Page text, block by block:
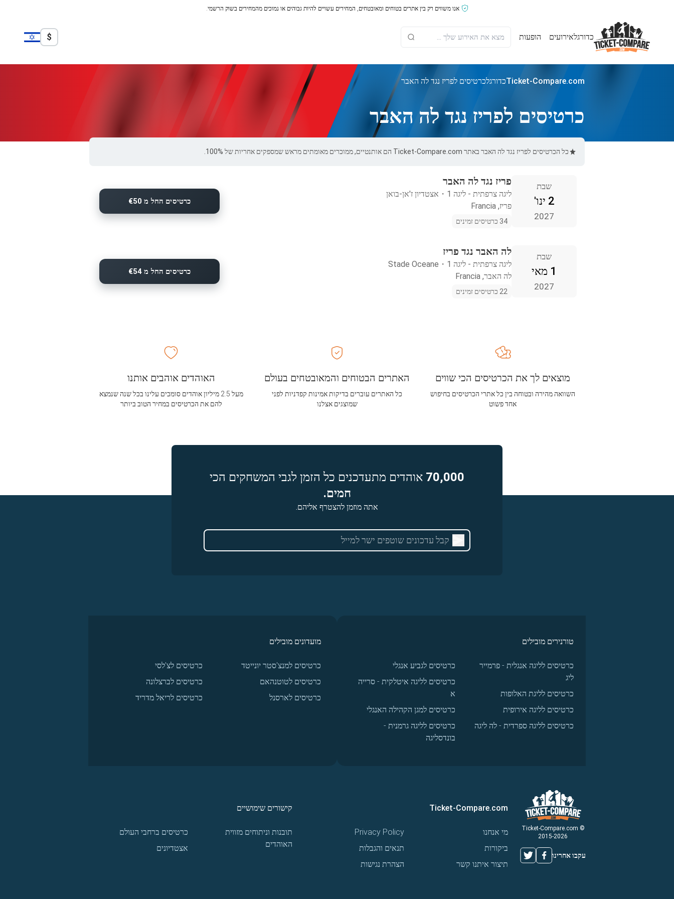
אנו משווים רק בין אתרים בטוחים ומאובטחים, המחירים עשויים להיות גבוהים או נמוכים מהמחירים בשוק הרשמי.
כדורגלאירועים הופעות $
Ticket-Compare.comכדורגלכרטיסים לפריז נגד לה האבר
כרטיסים לפריז נגד לה האבר
כל הכרטיסים לפריז נגד לה האבר באתר Ticket-Compare.com הם אותנטיים, ממוכרים מאומתים מראש שמספקים אחריות של 100%.
שבת
2 ינו'
2027
פריז נגד לה האבר
ליגה צרפתית - ליגה 1 ・ אצטדיון ז'אן-בואן
פריז, Francia
34 כרטיסים זמינים
כרטיסים החל מ €50
שבת
1 מאי
2027
לה האבר נגד פריז
ליגה צרפתית - ליגה 1 ・
Stade Oceane
לה האבר, Francia
22 כרטיסים זמינים
כרטיסים החל מ €54
האתרים הבטוחים והמאובטחים בעולם
כל האתרים עוברים בדיקות אמינות קפדניות לפני
שמוצגים אצלנו
מוצאים לך את הכרטיסים הכי שווים
השוואה מהירה ובטוחה בין כל אתרי הכרטיסים בחיפוש
אחד פשוט
האוהדים אוהבים אותנו
מעל 2.5 מיליון אוהדים סומכים עלינו בכל שנה שנמצא
להם את הכרטיסים במחיר הטוב ביותר
70,000 אוהדים מתעדכנים כל הזמן לגבי המשחקים הכי
חמים.
אתה מוזמן להצטרף אליהם.
טורנירים מובילים
כרטיסים לליגה אנגלית - פרמייר
ליג
כרטיסים לליגת האלופות
כרטיסים לליגה אירופית
כרטיסים לליגה ספרדית - לה ליגה
כרטיסים לגביע אנגלי
כרטיסים לליגה איטלקית - סרייה
א
כרטיסים למגן הקהילה האנגלי
כרטיסים לליגה גרמנית -
בונדסליגה
מועדונים מובילים
כרטיסים למנצ'סטר יונייטד
כרטיסים לטוטנהאם
כרטיסים לארסנל
כרטיסים לצ'לסי
כרטיסים לברצלונה
כרטיסים לריאל מדריד
© Ticket-Compare.com
2015-2026
עקבו אחרינו
Ticket-Compare.com
מי אנחנו
ביקורות
תיצור איתנו קשר
Privacy Policy
תנאים והגבלות
הצהרת נגישות
קישורים שימושיים
תובנות וניתוחים מזווית
האוהדים
כרטיסים ברחבי העולם
אצטדיונים